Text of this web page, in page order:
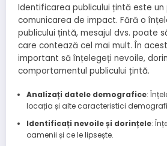
Identificarea publicului țintă este un
comunicarea de impact. Fără o
publicului țintă, mesajul dvs. poate
care contează cel mai mult. În
important să înțelegeți nevoile,
comportamentul publicului țintă.
Analizați datele demografice:
locația și alte caracteristici
Identificați nevoile și dorințele:
oamenii și ce le lipsește.